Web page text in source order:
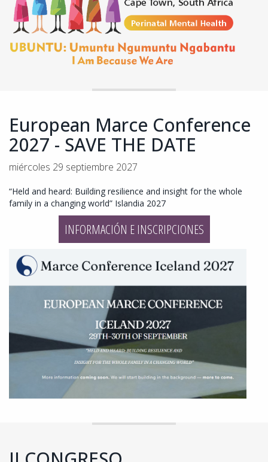
European Marce Conference
2027 - SAVE THE DATE
miércoles 29 septiembre 2027
“Held and heard: Building resilience and insight for the whole
family in a changing world” Islandia 2027
INFORMACIÓN E INSCRIPCIONES